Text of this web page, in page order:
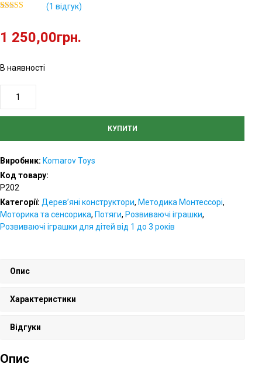
основі
опитування
(1 відгук)
1 250,00грн.
В наявності
Дерев'яний
поїзд
трьома
кількість
КУПИТИ
Виробник: Komarov Toys
Код товару:
Р202
Категорії: Дерев’яні конструктори, Методика Монтессорі,
Моторика та сенсорика, Потяги, Розвиваючі іграшки,
Розвиваючі іграшки для дітей від 1 до 3 років
Опис
Характеристики
Відгуки
Опис